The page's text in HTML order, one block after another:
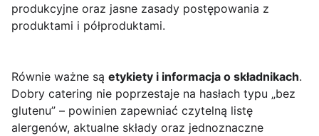
produkcyjne oraz jasne zasady postępowania z
produktami i półproduktami.
Równie ważne są etykiety i informacja o składnikach.
Dobry catering nie poprzestaje na hasłach typu „bez
glutenu” – powinien zapewniać czytelną listę
alergenów, aktualne składy oraz jednoznaczne